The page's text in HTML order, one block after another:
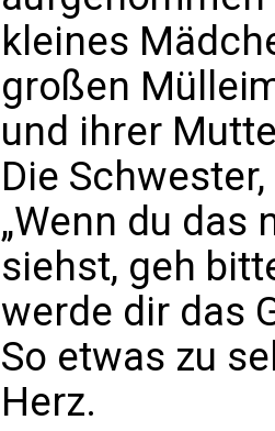
kleines
großen
und ihrer
Die
„Wenn du das
siehst, geh
werde dir das
So etwas zu
Herz.